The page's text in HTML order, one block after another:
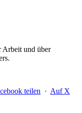
Arbeit und über
teilen · Auf X